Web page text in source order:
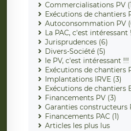
Commercialisations PV
Exécutions de chantiers
Autoconsommation PV
La PAC, c'est intéressant
Jurisprudences (6)
Divers-Société (5)
le PV, c'est intéressant !!!
Exécutions de chantiers
Implantations IRVE (3)
Exécutions de chantiers
Financements PV (3)
Garanties constructeurs
Financements PAC (1)
Articles les plus lus